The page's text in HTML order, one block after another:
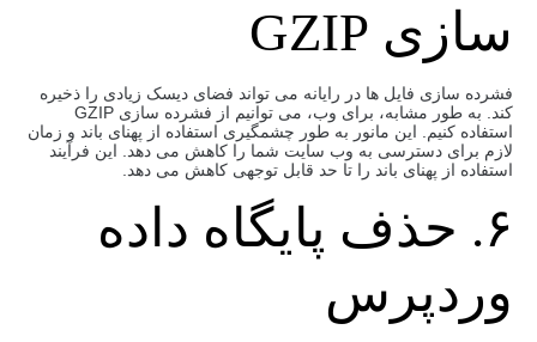
سازی GZIP
فشرده سازی فایل ها در رایانه می تواند فضای دیسک زیادی را ذخیره
کند. به طور مشابه، برای وب، می توانیم از فشرده سازی GZIP
استفاده کنیم. این مانور به طور چشمگیری استفاده از پهنای باند و زمان
لازم برای دسترسی به وب سایت شما را کاهش می دهد. این فرآیند
استفاده از پهنای باند را تا حد قابل توجهی کاهش می دهد.
۶. حذف پایگاه داده
وردپرس